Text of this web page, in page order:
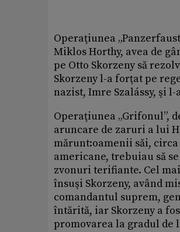
Operaţiunea
Miklos Horthy, avea de
pe Otto Skorzeny să
Skorzeny l-a forţat pe
nazist, Imre Szalássy, şi
Operaţiunea „Grifonul”,
aruncare de zaruri a lui
mărunt:oamenii săi,
americane, trebuiau să
zvonuri terifiante. Cel
însuşi Skorzeny, având
comandantul suprem,
întărită, iar Skorzeny a
promovarea la gradul de